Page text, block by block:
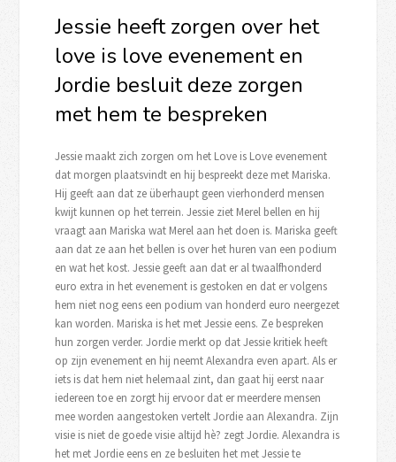
Jessie heeft zorgen over het
love is love evenement en
Jordie besluit deze zorgen
met hem te bespreken
Jessie maakt zich zorgen om het Love is Love evenement
dat morgen plaatsvindt en hij bespreekt deze met Mariska.
Hij geeft aan dat ze überhaupt geen vierhonderd mensen
kwijt kunnen op het terrein. Jessie ziet Merel bellen en hij
vraagt aan Mariska wat Merel aan het doen is. Mariska geeft
aan dat ze aan het bellen is over het huren van een podium
en wat het kost. Jessie geeft aan dat er al twaalfhonderd
euro extra in het evenement is gestoken en dat er volgens
hem niet nog eens een podium van honderd euro neergezet
kan worden. Mariska is het met Jessie eens. Ze bespreken
hun zorgen verder. Jordie merkt op dat Jessie kritiek heeft
op zijn evenement en hij neemt Alexandra even apart. Als er
iets is dat hem niet helemaal zint, dan gaat hij eerst naar
iedereen toe en zorgt hij ervoor dat er meerdere mensen
mee worden aangestoken vertelt Jordie aan Alexandra. Zijn
visie is niet de goede visie altijd hè? zegt Jordie. Alexandra is
het met Jordie eens en ze besluiten het met Jessie te